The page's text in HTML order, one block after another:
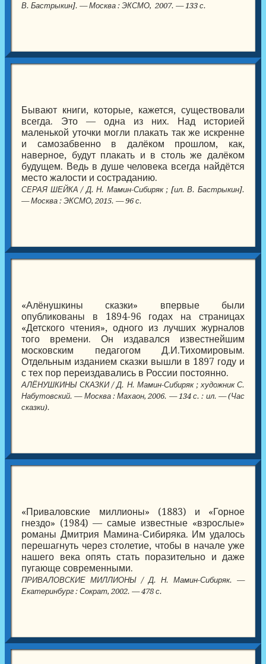
В. Бастрыкин]. — Москва : ЭКСМО, 2007. — 133 с.
Бывают книги, которые, кажется, существовали
всегда. Это — одна из них. Над историей
маленькой уточки могли плакать так же искренне
и самозабвенно в далёком прошлом, как,
наверное, будут плакать и в столь же далёком
будущем. Ведь в душе человека всегда найдётся
место жалости и состраданию.
СЕРАЯ ШЕЙКА / Д. Н. Мамин-Сибиряк ; [ил. В. Бастрыкин].
— Москва : ЭКСМО, 2015. — 96 с.
«Алёнушкины сказки» впервые были
опубликованы в 1894-96 годах на страницах
«Детского чтения», одного из лучших журналов
того времени. Он издавался известнейшим
московским педагогом Д.И.Тихомировым.
Отдельным изданием сказки вышли в 1897 году и
с тех пор переиздавались в России постоянно.
АЛЁНУШКИНЫ СКАЗКИ / Д. Н. Мамин-Сибиряк ; художник С.
Набутовский. — Москва : Махаон, 2006. — 134 с. : ил. — (Час
сказки).
«Приваловские миллионы» (1883) и «Горное
гнездо» (1984) — самые известные «взрослые»
романы Дмитрия Мамина-Сибиряка. Им удалось
перешагнуть через столетие, чтобы в начале уже
нашего века опять стать поразительно и даже
пугающе современными.
ПРИВАЛОВСКИЕ МИЛЛИОНЫ / Д. Н. Мамин-Сибиряк. —
Екатеринбург : Сократ, 2002. — 478 с.